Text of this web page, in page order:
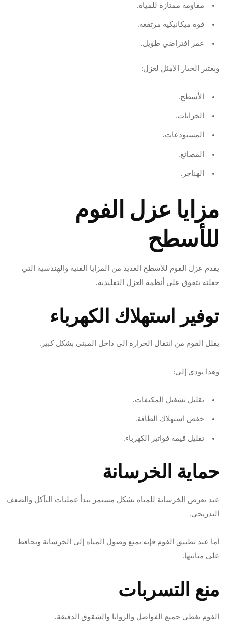
مقاومة ممتازة للمياه.
قوة ميكانيكية مرتفعة.
عمر افتراضي طويل.
ويعتبر الخيار الأمثل لعزل:
الأسطح.
الخزانات.
المستودعات.
المصانع.
الهناجر.
مزايا عزل الفوم
للأسطح
يقدم عزل الفوم للأسطح العديد من المزايا الفنية والهندسية التي
جعلته يتفوق على أنظمة العزل التقليدية.
توفير استهلاك الكهرباء
يقلل الفوم من انتقال الحرارة إلى داخل المبنى بشكل كبير.
وهذا يؤدي إلى:
تقليل تشغيل المكيفات.
خفض استهلاك الطاقة.
تقليل قيمة فواتير الكهرباء.
حماية الخرسانة
عند تعرض الخرسانة للمياه بشكل مستمر تبدأ عمليات التآكل والضعف
التدريجي.
أما عند تطبيق الفوم فإنه يمنع وصول المياه إلى الخرسانة ويحافظ
على متانتها.
منع التسربات
الفوم يغطي جميع الفواصل والزوايا والشقوق الدقيقة.